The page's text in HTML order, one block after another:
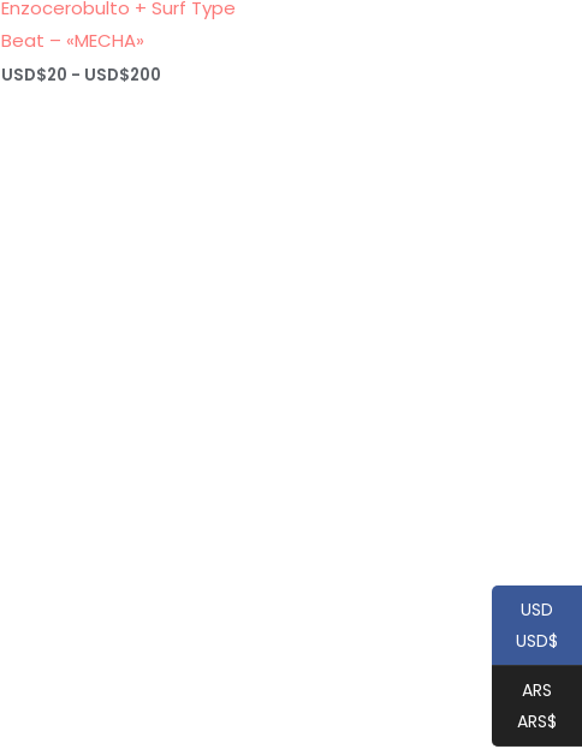
Enzocerobulto + Surf Type
Beat – «MECHA»
USD$20 - USD$200
USD
USD$
ARS
ARS$